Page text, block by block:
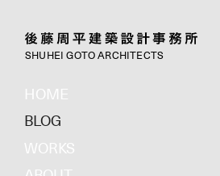
SHUHEI GOTO ARCHITECTS
HOME
BLOG
WORKS